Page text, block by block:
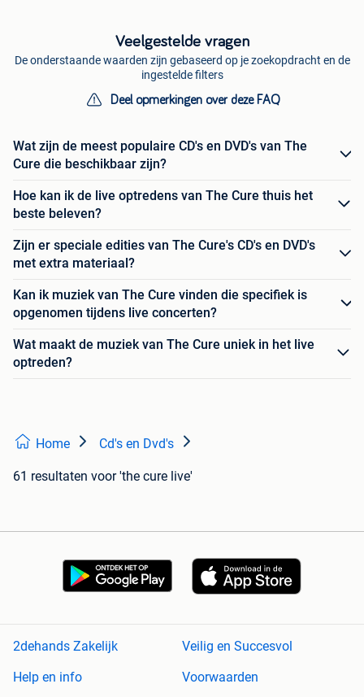
Veelgestelde vragen
De onderstaande waarden zijn gebaseerd op je zoekopdracht en de
ingestelde filters
Deel opmerkingen over deze FAQ
Wat zijn de meest populaire CD's en DVD's van The
Cure die beschikbaar zijn?
Hoe kan ik de live optredens van The Cure thuis het
beste beleven?
Zijn er speciale edities van The Cure's CD's en DVD's
met extra materiaal?
Kan ik muziek van The Cure vinden die specifiek is
opgenomen tijdens live concerten?
Wat maakt de muziek van The Cure uniek in het live
optreden?
Home Cd's en Dvd's
61 resultaten voor 'the cure live'
2dehands Zakelijk
Veilig en Succesvol
Help en info
Voorwaarden